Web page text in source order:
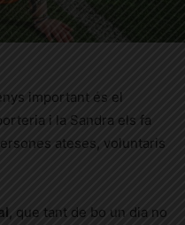
important és el
i la Sandra els fa
ateses, voluntaris
, que tant de bo un dia no